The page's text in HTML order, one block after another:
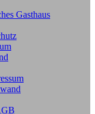
Gasthaus